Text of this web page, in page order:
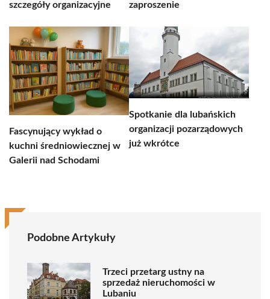
szczegóły organizacyjne zaproszenie
Fascynujący wykład o
kuchni średniowiecznej w
Galerii nad Schodami
Spotkanie dla lubańskich
organizacji pozarządowych
już wkrótce
Podobne Artykuły
Trzeci przetarg ustny na
sprzedaż nieruchomości w
Lubaniu